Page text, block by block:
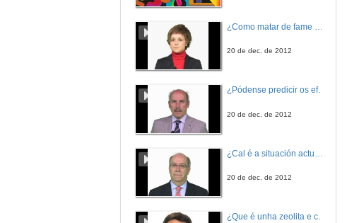
31 de maio de 2012
31 de maio de 2012
31 de maio de 2012
20 de dec. de 2012
¿Pódense predicir os efectos polo achegamento á Terra dos asteroides?
20 de dec. de 2012
20 de dec. de 2012
¿Que é unha zeolita e cales son as súas aplicacións?